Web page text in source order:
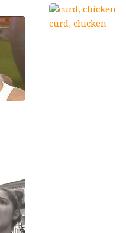
curd, chicken